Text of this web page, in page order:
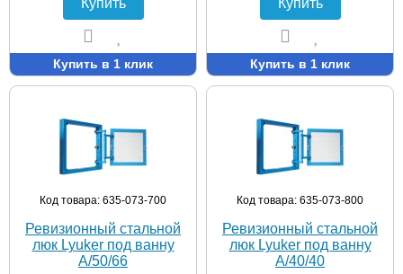
Купить
Купить в 1 клик
Купить
Купить в 1 клик
Код товара: 635-073-700
Ревизионный стальной
люк Lyuker под ванну
A/50/66
Код товара: 635-073-800
Ревизионный стальной
люк Lyuker под ванну
A/40/40